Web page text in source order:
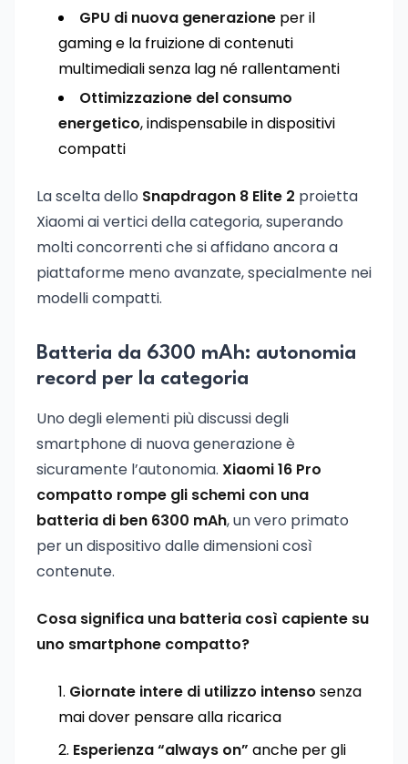
GPU di nuova generazione per il
gaming e la fruizione di contenuti
multimediali senza lag né rallentamenti
Ottimizzazione del consumo
energetico, indispensabile in dispositivi
compatti
La scelta dello Snapdragon 8 Elite 2 proietta
Xiaomi ai vertici della categoria, superando
molti concorrenti che si affidano ancora a
piattaforme meno avanzate, specialmente nei
modelli compatti.
Batteria da 6300 mAh: autonomia
record per la categoria
Uno degli elementi più discussi degli
smartphone di nuova generazione è
sicuramente l’autonomia. Xiaomi 16 Pro
compatto rompe gli schemi con una
batteria di ben 6300 mAh, un vero primato
per un dispositivo dalle dimensioni così
contenute.
Cosa significa una batteria così capiente su
uno smartphone compatto?
Giornate intere di utilizzo intenso senza
mai dover pensare alla ricarica
Esperienza “always on” anche per gli